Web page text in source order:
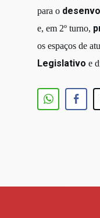
para o
e, em 2º turno,
os espaços de
Legislativo e